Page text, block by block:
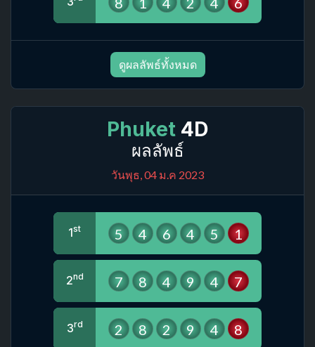
ดูผลลัพธ์ทั้งหมด
Phuket 4D
ผลลัพธ์
วันพุธ, 04 ม.ค 2023
1st 5 4 6 4 5 1
2nd 7 8 4 9 4 7
3rd 2 8 2 9 4 8